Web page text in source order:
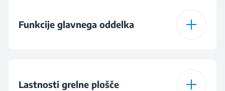
Funkcije glavnega oddelka
Lastnosti grelne plošče